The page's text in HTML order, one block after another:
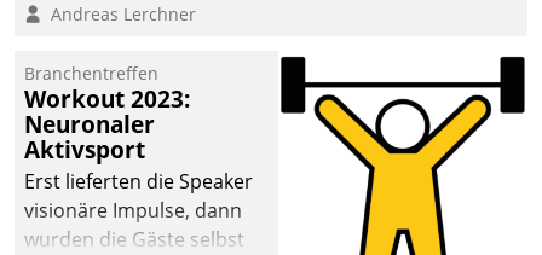
Andreas Lerchner
Branchentreffen
Workout 2023:
Neuronaler
Aktivsport
Erst lieferten die Speaker
visionäre Impulse, dann
wurden die Gäste selbst